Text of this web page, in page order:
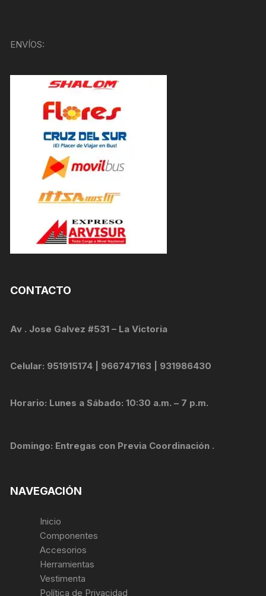
ENVÍOS:
CONTACTO
Av . Jose Galvez #531 – La Victoria
Celular: 951915174 | 966747163 | 931986430
Horario: Lunes a Sábado: 10:30 a.m. – 7 p.m.
Domingo: Entregas con Previa Coordinación .
NAVEGACIÓN
Inicio
Componentes
Accesorios
Herramientas
Vestimenta
Política de Privacidad